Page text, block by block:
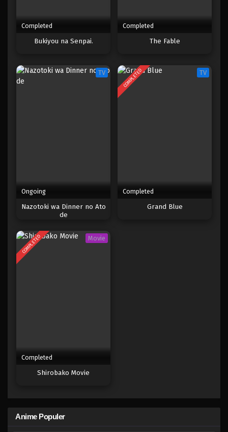
Completed
Bukiyou na Senpai.
Completed
The Fable
TV
Ongoing
Nazotoki wa Dinner no Ato
de
COMPLETED TV
Completed
Grand Blue
COMPLETED Movie
Completed
Shirobako Movie
Anime Populer